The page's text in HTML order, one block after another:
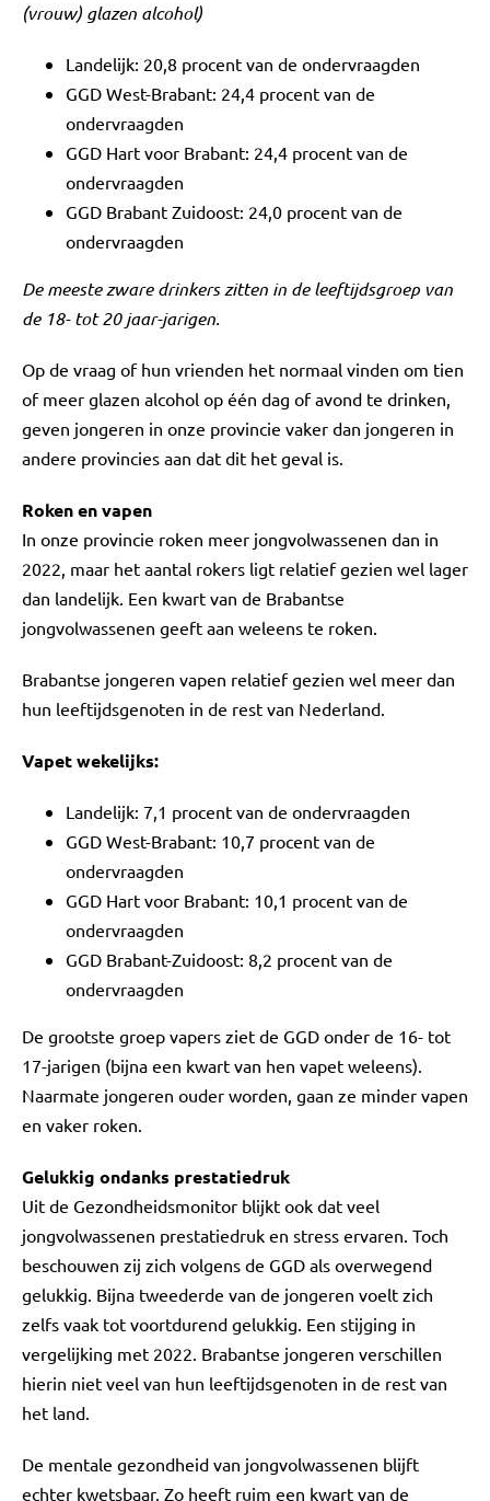
(vrouw) glazen alcohol)
Landelijk: 20,8 procent van de ondervraagden
GGD West-Brabant: 24,4 procent van de
ondervraagden
GGD Hart voor Brabant: 24,4 procent van de
ondervraagden
GGD Brabant Zuidoost: 24,0 procent van de
ondervraagden
De meeste zware drinkers zitten in de leeftijdsgroep van
de 18- tot 20 jaar-jarigen.
Op de vraag of hun vrienden het normaal vinden om tien
of meer glazen alcohol op één dag of avond te drinken,
geven jongeren in onze provincie vaker dan jongeren in
andere provincies aan dat dit het geval is.
Roken en vapen
In onze provincie roken meer jongvolwassenen dan in
2022, maar het aantal rokers ligt relatief gezien wel lager
dan landelijk. Een kwart van de Brabantse
jongvolwassenen geeft aan weleens te roken.
Brabantse jongeren vapen relatief gezien wel meer dan
hun leeftijdsgenoten in de rest van Nederland.
Vapet wekelijks:
Landelijk: 7,1 procent van de ondervraagden
GGD West-Brabant: 10,7 procent van de
ondervraagden
GGD Hart voor Brabant: 10,1 procent van de
ondervraagden
GGD Brabant-Zuidoost: 8,2 procent van de
ondervraagden
De grootste groep vapers ziet de GGD onder de 16- tot
17-jarigen (bijna een kwart van hen vapet weleens).
Naarmate jongeren ouder worden, gaan ze minder vapen
en vaker roken.
Gelukkig ondanks prestatiedruk
Uit de Gezondheidsmonitor blijkt ook dat veel
jongvolwassenen prestatiedruk en stress ervaren. Toch
beschouwen zij zich volgens de GGD als overwegend
gelukkig. Bijna tweederde van de jongeren voelt zich
zelfs vaak tot voortdurend gelukkig. Een stijging in
vergelijking met 2022. Brabantse jongeren verschillen
hierin niet veel van hun leeftijdsgenoten in de rest van
het land.
De mentale gezondheid van jongvolwassenen blijft
echter kwetsbaar. Zo heeft ruim een kwart van de